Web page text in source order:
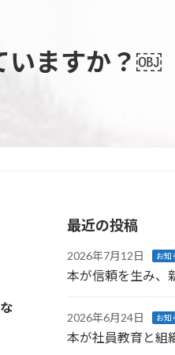
いますか？￼
最近の投稿
2026年7月12日 お知
本が信頼を生み、
2026年6月24日 お知
本が社員教育と組